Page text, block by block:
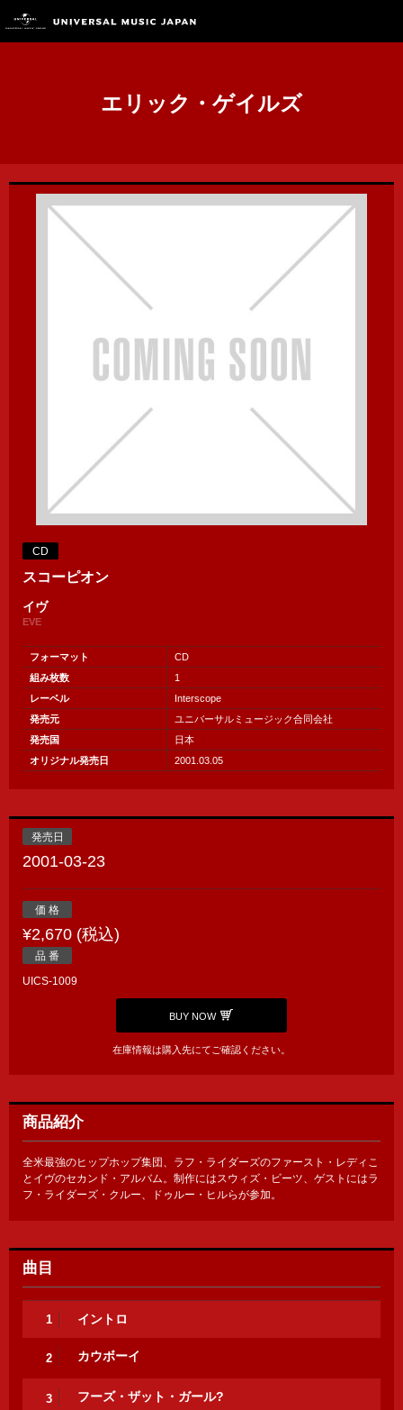
エリック・ゲイルズ
CD
スコーピオン
イヴ
EVE
フォーマット
CD
組み枚数
1
レーベル
Interscope
発売元
ユニバーサルミュージック合同会社
発売国
日本
オリジナル発売日
2001.03.05
発売日
2001-03-23
価 格
¥2,670 (税込)
品 番
UICS-1009
BUY NOW
在庫情報は購入先にてご確認ください。
商品紹介
全米最強のヒップホップ集団、ラフ・ライダーズのファースト・レディこ
とイヴのセカンド・アルバム。制作にはスウィズ・ビーツ、ゲストにはラ
フ・ライダーズ・クルー、ドゥルー・ヒルらが参加。
曲目
1 イントロ
2 カウボーイ
3 フーズ・ザット・ガール?